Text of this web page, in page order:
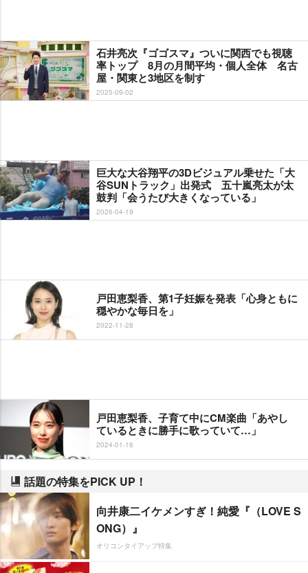
石井亮次『ゴゴスマ』ついに関西でも視聴
率トップ 8月の月間平均・個人全体 名古
屋・関東と3地区を制す
2025-09-02
巨大な大谷翔平の3Dビジュアル乗せた「大
谷SUNトラック」出発式 五十嵐亮太が太
鼓判「会うたび大きくなっている」
2026-04-19
戸田恵梨香、第1子妊娠を発表「心身ともに
穏やかな毎日を」
2022-11-28
戸田恵梨香、子育て中にCM楽曲「あやし
ているときに勝手に歌っていて…」
2024-01-16
話題の特集をPICK UP！
向井康二イケメンすぎ！純愛『（LOVE S
ONG）』
オリコンタイアップ特集